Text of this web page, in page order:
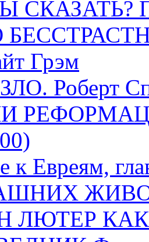
СКАЗАТЬ?
Грэм
Роберт
к Евреям,
ЛЮТЕР